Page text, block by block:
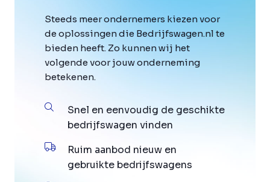
Steeds meer ondernemers kiezen voor
de oplossingen die Bedrijfswagen.nl te
bieden heeft. Zo kunnen wij het
volgende voor jouw onderneming
betekenen.
Snel en eenvoudig de geschikte
bedrijfswagen vinden
Ruim aanbod nieuw en
gebruikte bedrijfswagens